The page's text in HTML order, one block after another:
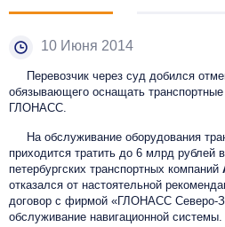
10 Июня 2014
Перевозчик через суд добился
обязывающего оснащать транспортные
ГЛОНАСС.
На обслуживание оборудования
приходится тратить до 6 млрд рублей
петербургских транспортных компаний
отказался от настоятельной
договор с фирмой «ГЛОНАСС Северо-
обслуживание навигационной системы.